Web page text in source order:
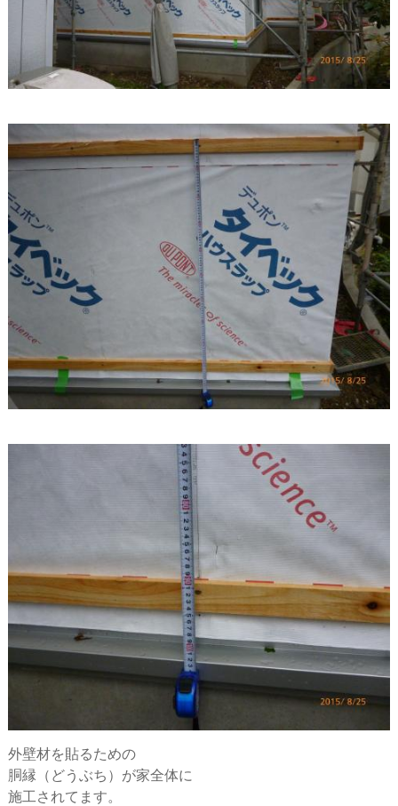
外壁材を貼るための
胴縁（どうぶち）が家全体に
施工されてます。